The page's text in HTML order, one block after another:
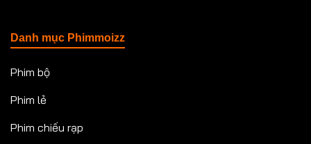
Danh mục Phimmoizz
Phim bộ
Phim lẻ
Phim chiếu rạp